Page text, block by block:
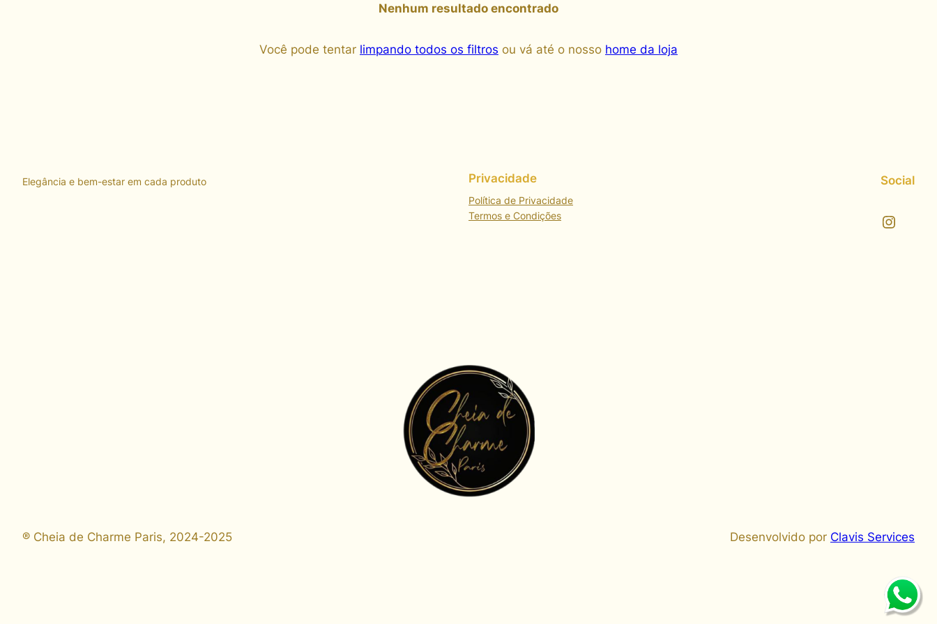
Nenhum resultado encontrado
Você pode tentar limpando todos os filtros ou vá até o nosso home da loja
Elegância e bem-estar em cada produto Privacidade
Política de Privacidade
Termos e Condições
Social
Instagram
® Cheia de Charme Paris, 2024-2025 Desenvolvido por Clavis Services